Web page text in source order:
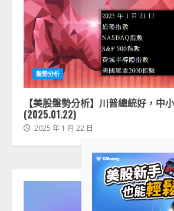
盤勢分析
【美股盤勢分析】川普總統好，中
(2025.01.22)
2025 年 1 月 22 日